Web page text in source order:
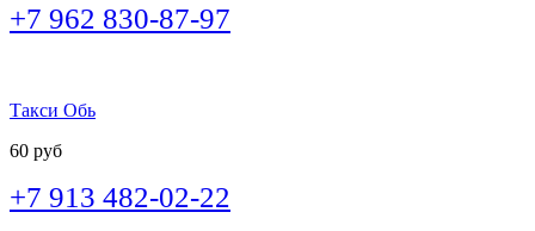
+7 962 830-87-97
Такси Обь
60 руб
+7 913 482-02-22